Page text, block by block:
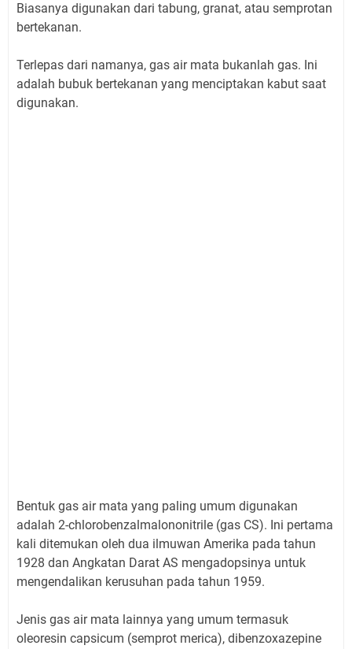
Biasanya digunakan dari tabung, granat, atau semprotan
bertekanan.
Terlepas dari namanya, gas air mata bukanlah gas. Ini
adalah bubuk bertekanan yang menciptakan kabut saat
digunakan.
Bentuk gas air mata yang paling umum digunakan
adalah 2-chlorobenzalmalononitrile (gas CS). Ini pertama
kali ditemukan oleh dua ilmuwan Amerika pada tahun
1928 dan Angkatan Darat AS mengadopsinya untuk
mengendalikan kerusuhan pada tahun 1959.
Jenis gas air mata lainnya yang umum termasuk
oleoresin capsicum (semprot merica), dibenzoxazepine